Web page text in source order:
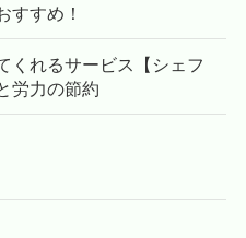
すすめ！
くれるサービス【シェフ
労力の節約